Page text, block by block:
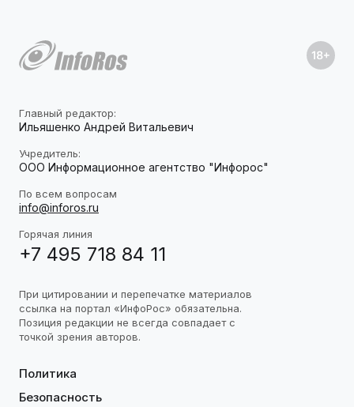
Главный редактор:
Ильяшенко Андрей Витальевич
Учредитель:
ООО Информационное агентство "Инфорос"
По всем вопросам
info@inforos.ru
Горячая линия
+7 495 718 84 11
При цитировании и перепечатке материалов
ссылка на портал «ИнфоРос» обязательна.
Позиция редакции не всегда совпадает с
точкой зрения авторов.
Политика
Безопасность